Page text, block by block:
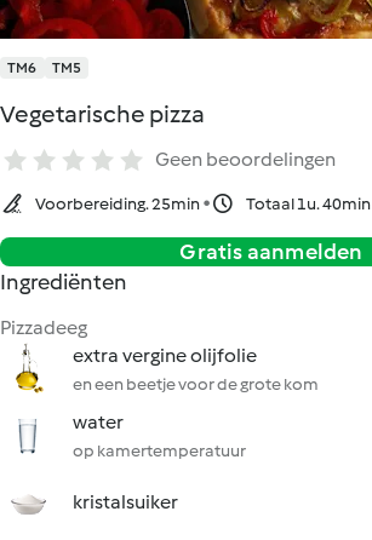
TM6 TM5
Vegetarische pizza
Geen beoordelingen
Voorbereiding. 25min Totaal 1u. 40min
Gratis aanmelden
Ingrediënten
Pizzadeeg
extra vergine olijfolie
en een beetje voor de grote kom
water
op kamertemperatuur
kristalsuiker